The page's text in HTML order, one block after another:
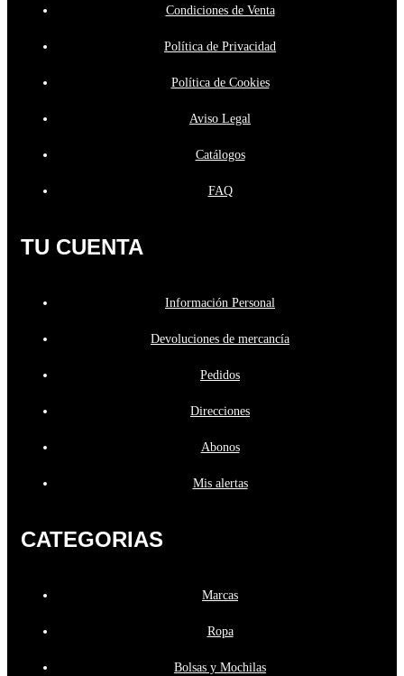
Condiciones de Venta
Política de Privacidad
Política de Cookies
Aviso Legal
Catálogos
FAQ
TU CUENTA
Información Personal
Devoluciones de mercancía
Pedidos
Direcciones
Abonos
Mis alertas
CATEGORIAS
Marcas
Ropa
Bolsas y Mochilas